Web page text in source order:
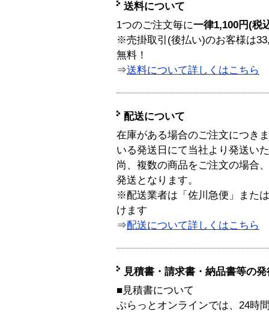
送料について
1つのご注文毎に一律1,100円(税
※売掛取引(後払い)のお客様は
無料！
⇒送料について詳しくはこちら
配送について
在庫がある場合のご注文につき
いる発送日にて当社より発送い
尚、複数の商品をご注文の場合
発送となります。
※配送業者は「佐川急便」また
けます
⇒配送について詳しくはこちら
見積書・請求書・納品書等の
■見積書について
ぷらっとオンラインでは、24時